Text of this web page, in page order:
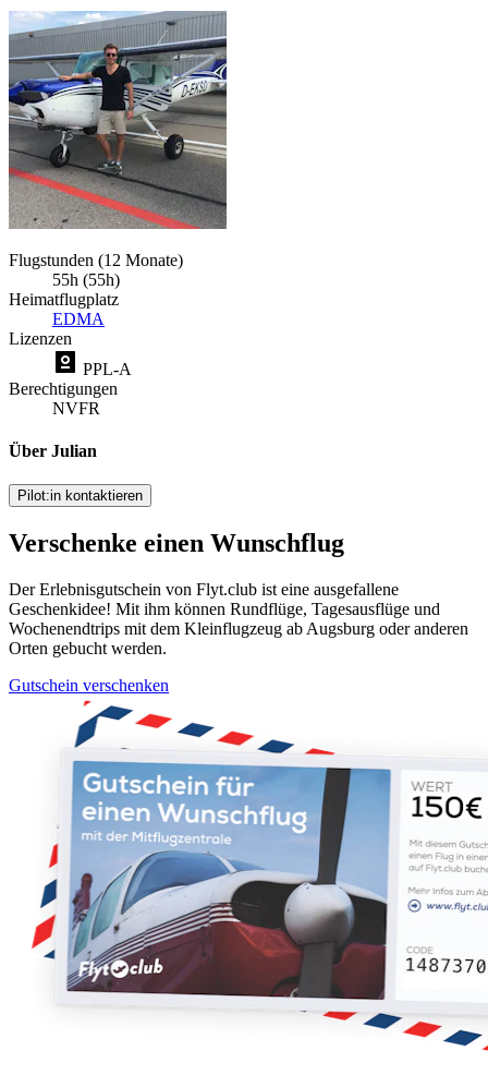
Flugstunden (12 Monate)
55h (55h)
Heimatflugplatz
EDMA
Lizenzen
PPL-A
Berechtigungen
NVFR
Über Julian
Pilot:in kontaktieren
Verschenke einen Wunschflug
Der Erlebnisgutschein von Flyt.club ist eine ausgefallene
Geschenkidee! Mit ihm können Rundflüge, Tagesausflüge und
Wochenendtrips mit dem Kleinflugzeug ab Augsburg oder anderen
Orten gebucht werden.
Gutschein verschenken